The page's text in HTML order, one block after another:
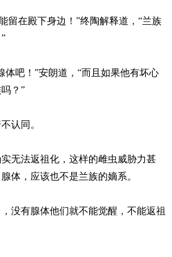
在殿下身边！”终陶解释道，“兰族
吧！”安朗道，“而且如果他有坏心
？”
认同。
法返祖化，这样的雌虫威胁力甚
体，应该也不是兰族的嫡系。
有腺体他们就不能觉醒，不能返祖